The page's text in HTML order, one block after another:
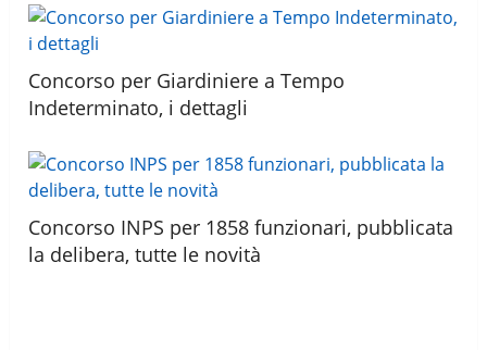
Concorso per Giardiniere a Tempo
Indeterminato, i dettagli
Concorso INPS per 1858 funzionari, pubblicata
la delibera, tutte le novità